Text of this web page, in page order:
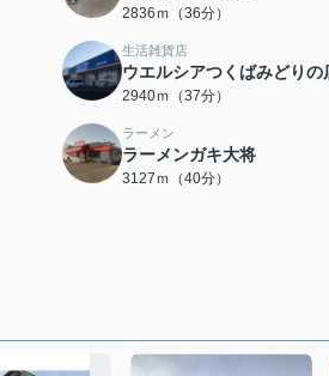
2836ｍ（36分）
生活雑貨店
ウエルシアつくばみどりの
2940ｍ（37分）
ラーメン
ラーメンガキ大将
3127ｍ（40分）